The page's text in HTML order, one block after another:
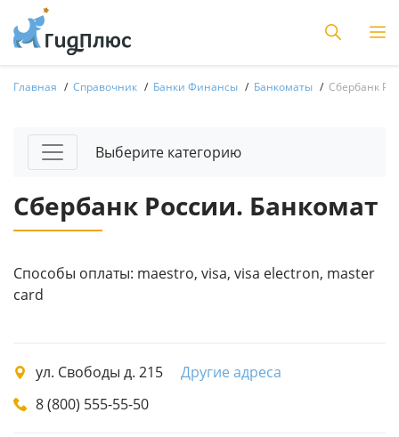
Главная Справочник Банки Финансы Банкоматы Сбербанк
Выберите категорию
Сбербанк России. Банкомат
Способы оплаты: maestro, visa, visa electron, master
card
ул. Свободы д. 215
Другие адреса
8 (800) 555-55-50